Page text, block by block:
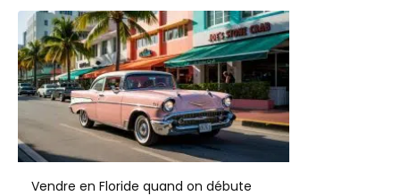
Vendre en Floride quand on débute